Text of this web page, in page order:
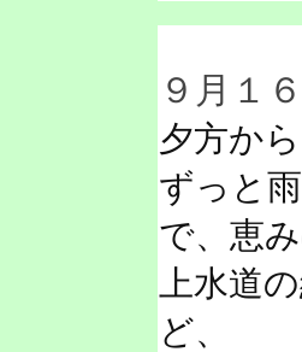
９月１
夕方か
ずっと
で、恵み
上水道
ど、